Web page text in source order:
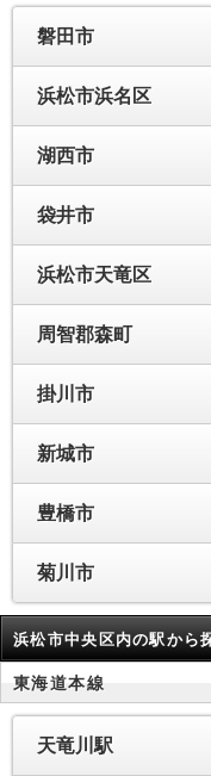
磐田市
浜松市浜名区
湖西市
袋井市
浜松市天竜区
周智郡森町
掛川市
新城市
豊橋市
菊川市
浜松市中央区内の駅から
東海道本線
天竜川駅